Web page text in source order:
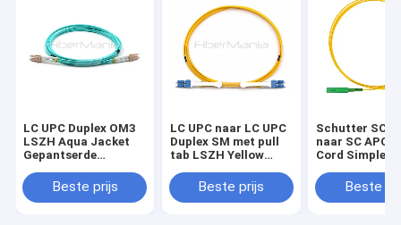
LC UPC Duplex OM3
LSZH Aqua Jacket
Gepantserde
Cord
Beste prijs
LC UPC naar LC UPC
Duplex SM met pull
tab LSZH Yellow
Beste prijs
Schutter SC
naar SC APC
Cord Simplex
glasvezel
Beste